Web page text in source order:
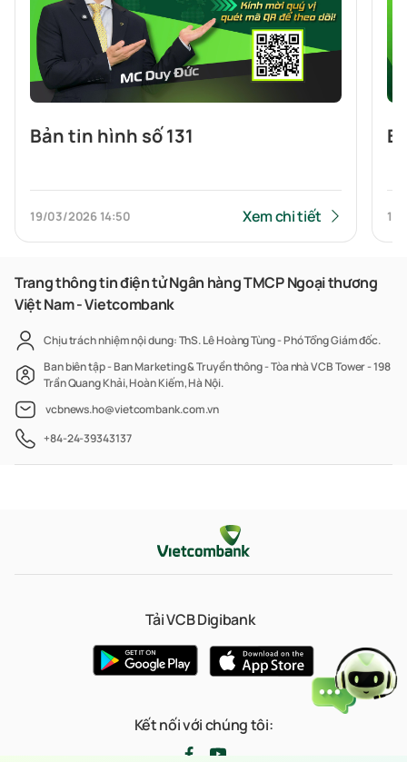
Bản tin hình số 131
19/03/2026 14:50 Xem chi tiết
Trang thông tin điện tử Ngân hàng TMCP Ngoại thương
Việt Nam - Vietcombank
Chịu trách nhiệm nội dung: ThS. Lê Hoàng Tùng - Phó Tổng Giám đốc.
Ban biên tập - Ban Marketing & Truyền thông - Tòa nhà VCB Tower - 198
Trần Quang Khải, Hoàn Kiếm, Hà Nội.
vcbnews.ho@vietcombank.com.vn
+84-24-39343137
Tải VCB Digibank
Kết nối với chúng tôi: